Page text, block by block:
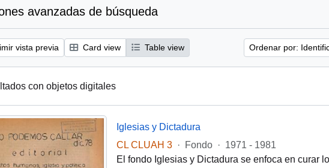
avanzadas de búsqueda
vista previa Card view Table view Ordenar por:
con objetos digitales
Iglesias y Dictadura
CL CLUAH 3
· Fondo · 1971 - 1981
El fondo Iglesias y Dictadura se enfoca en curar